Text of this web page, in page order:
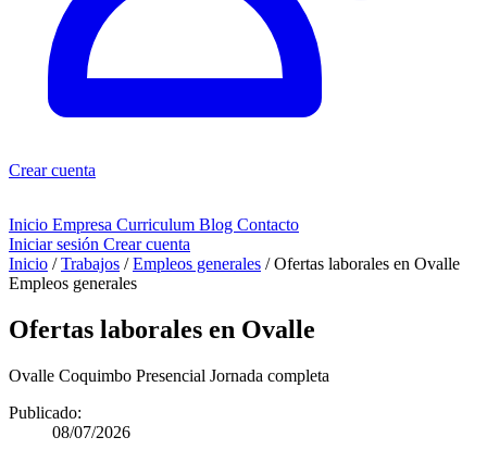
Crear cuenta
Inicio Empresa Curriculum Blog Contacto
Iniciar sesión Crear cuenta
Inicio / Trabajos / Empleos generales / Ofertas laborales en Ovalle
Empleos generales
Ofertas laborales en Ovalle
Ovalle Coquimbo Presencial Jornada completa
Publicado:
08/07/2026